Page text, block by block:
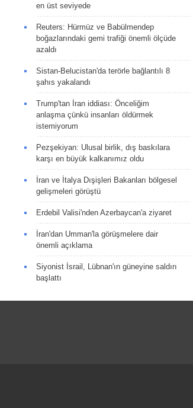
en üst seviyede
Reuters: Hürmüz ve Babülmendep
boğazlarındaki gemi trafiği önemli ölçüde
azaldı
Sistan-Belucistan'da terörle bağlantılı 8
şahıs yakalandı
Trump'tan İran iddiası: Önceliğim
anlaşma çünkü insanları öldürmek
istemiyorum
Pezşekiyan: Ulusal birlik, dış baskılara
karşı en büyük kalkanımız oldu
İran ve İtalya Dışişleri Bakanları bölgesel
gelişmeleri görüştü
Erdebil Valisi'nden Azerbaycan'a ziyaret
İran'dan Umman'la görüşmelere dair
önemli açıklama
Siyonist İsrail, Lübnan'ın güneyine saldırı
başlattı